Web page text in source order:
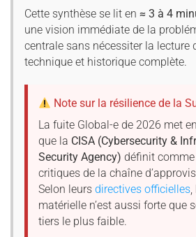
Cette synthèse se lit en ≈ 3 à 4
une vision immédiate de la
centrale sans nécessiter la lecture
technique et historique complète.
Note sur la résilience de la
La fuite Global-e de 2026 met
que la CISA (Cybersecurity &
Security Agency) définit
critiques de la chaîne
Selon leurs directives officielles
matérielle n’est aussi forte que
tiers le plus faible.